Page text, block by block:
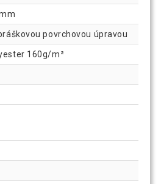
povrchovou úpravou
160g/m²